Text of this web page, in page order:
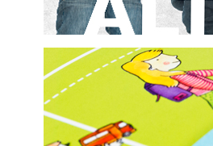
Aktion Laufbus